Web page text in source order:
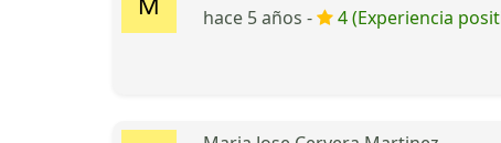
hace 5 años -
4 (Experiencia